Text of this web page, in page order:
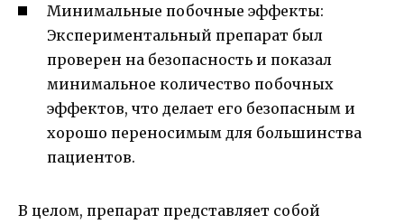
Минимальные побочные эффекты:
Экспериментальный препарат был
проверен на безопасность и показал
минимальное количество побочных
эффектов, что делает его безопасным и
хорошо переносимым для большинства
пациентов.
В целом, препарат представляет собой